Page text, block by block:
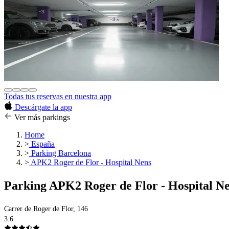
Todas tus reservas en nuestra app
Descárgate la app
Ver más parkings
Home
> España
> Parking Barcelona
> APK2 Roger de Flor - Hospital Nens
Parking APK2 Roger de Flor - Hospital
Carrer de Roger de Flor, 146
3.6